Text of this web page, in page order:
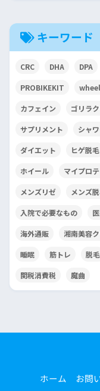
キーワード
CRC DHA DPA
PROBIKEKIT
カフェイン ゴリラ
サプリメント シャ
ダイエット ヒゲ脱毛
ホイール マイプロ
メンズリゼ メンズ
入院で必要なもの
海外通販 湘南美容
睡眠 筋トレ 脱毛
関税消費税 魔曲
ホーム お問